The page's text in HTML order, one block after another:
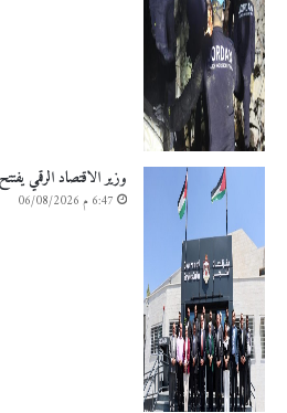
وزير الاقتصاد الرقمي
6:47 م 06/08/2026